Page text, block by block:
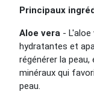
Principaux
Aloe vera -
hydratantes et
régénérer la
minéraux qui
peau.